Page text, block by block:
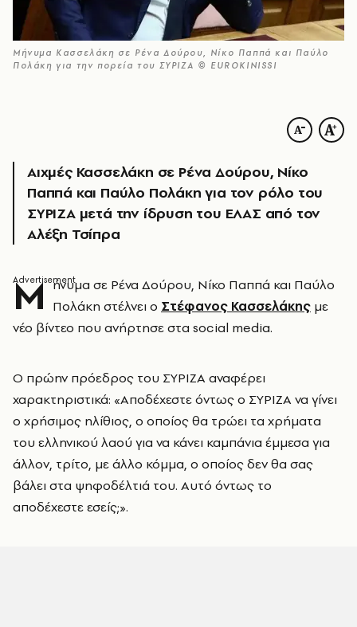
Μήνυμα Κασσελάκη σε Ρένα Δούρου, Νίκο Παππά και Παύλο
Πολάκη για την πορεία του ΣΥΡΙΖΑ © EUROKINISSI
Αιχμές Κασσελάκη σε Ρένα Δούρου, Νίκο
Παππά και Παύλο Πολάκη για τον ρόλο του
ΣΥΡΙΖΑ μετά την ίδρυση του ΕΛΑΣ από τον
Αλέξη Τσίπρα
Μ ήνυμα σε Ρένα Δούρου, Νίκο Παππά και Παύλο
Πολάκη στέλνει ο Στέφανος Κασσελάκης με
νέο βίντεο που ανήρτησε στα social media.
Ο πρώην πρόεδρος του ΣΥΡΙΖΑ αναφέρει
χαρακτηριστικά: «Αποδέχεστε όντως ο ΣΥΡΙΖΑ να γίνει
ο χρήσιμος ηλίθιος, ο οποίος θα τρώει τα χρήματα
του ελληνικού λαού για να κάνει καμπάνια έμμεσα για
άλλον, τρίτο, με άλλο κόμμα, ο οποίος δεν θα σας
βάλει στα ψηφοδέλτιά του. Αυτό όντως το
αποδέχεστε εσείς;».